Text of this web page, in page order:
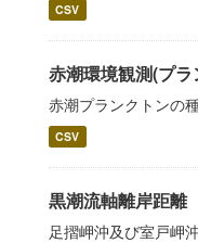
CSV
赤潮環境観測(プ
赤潮プランクトンの
CSV
黒潮流軸離岸距離
足摺岬沖及び室戸岬